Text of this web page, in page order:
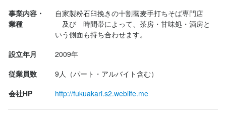
当然、「待ちます！」と返事、店内へ。
まい、...
事業内容・
業種
自家製粉石臼挽きの十割蕎麦手打ちそば専門店
及び　時間帯によって、茶房・甘味処・酒房と
いう側面も持ち合わせます。
設立年月
2009年
従業員数
9人（パート・アルバイト含む）
会社HP
http://fukuakari.s2.weblife.me